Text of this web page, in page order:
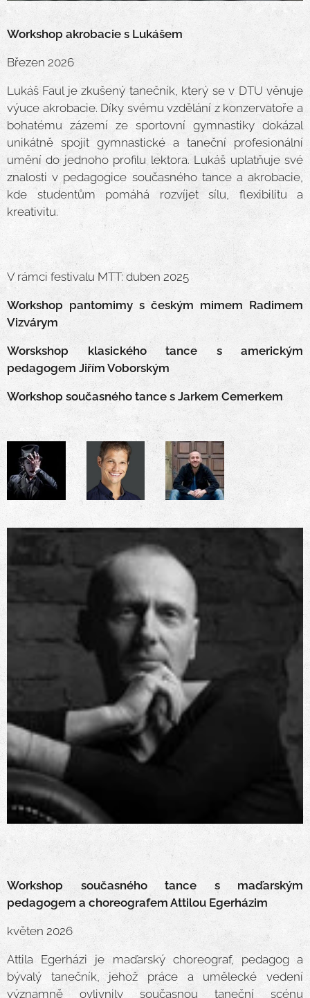
Workshop akrobacie s Lukášem
Březen 2026
Lukáš Faul je zkušený tanečník, který se v DTU věnuje
výuce akrobacie. Díky svému vzdělání z konzervatoře a
bohatému zázemí ze sportovní gymnastiky dokázal
unikátně spojit gymnastické a taneční profesionální
umění do jednoho profilu lektora. Lukáš uplatňuje své
znalosti v pedagogice současného tance a akrobacie,
kde studentům pomáhá rozvíjet sílu, flexibilitu a
kreativitu.
V rámci festivalu MTT: duben 2025
Workshop pantomimy s českým mimem Radimem
Vizvárym
Worskshop klasického tance s americkým
pedagogem Jiřím Voborským
Workshop současného tance s Jarkem Cemerkem
Workshop současného tance s maďarským
pedagogem a choreografem Attilou Egerházim
květen 2026
Attila Egerházi je maďarský choreograf, pedagog a
bývalý tanečník, jehož práce a umělecké vedení
významně ovlivnily současnou taneční scénu